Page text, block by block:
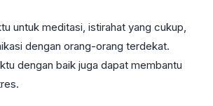
untuk meditasi, istirahat yang cukup,
dengan orang-orang terdekat.
dengan baik juga dapat membantu